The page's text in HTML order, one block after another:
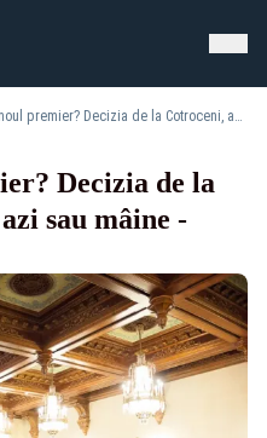
Cine va fi noul premier? Decizia de la Cotroceni, așteptată azi sau mâine - SURSE
Decizia de la
sau mâine -